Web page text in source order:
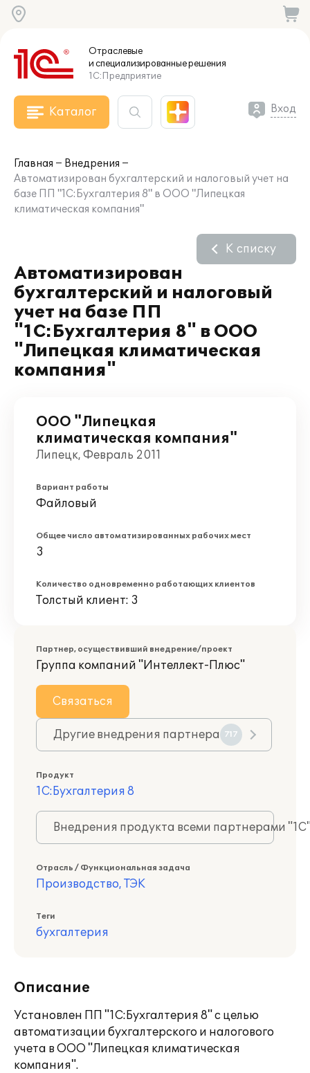
Отраслевые
и специализированныерешения
1С:Предприятие
Каталог Вход
Главная
Внедрения
Автоматизирован бухгалтерский и налоговый учет на
базе ПП "1С:Бухгалтерия 8" в ООО "Липецкая
климатическая компания"
Автоматизирован
бухгалтерский и налоговый
учет на базе ПП
"1С:Бухгалтерия 8" в ООО
"Липецкая климатическая
компания"
К списку
ООО "Липецкая
климатическая компания"
Липецк, Февраль 2011
Вариант работы
Файловый
Общее число автоматизированных рабочих мест
3
Количество одновременно работающих клиентов
Толстый клиент: 3
Партнер, осуществивший внедрение/проект
Группа компаний "Интеллект-Плюс"
Связаться
Другие внедрения партнера 717
Продукт
1С:Бухгалтерия 8
Внедрения продукта всеми партнерами
Отрасль / Функциональная задача
Производство, ТЭК
Теги
бухгалтерия
Описание
Установлен ПП "1С:Бухгалтерия 8" с целью
автоматизации бухгалтерского и налогового
учета в ООО "Липецкая климатическая
компания".